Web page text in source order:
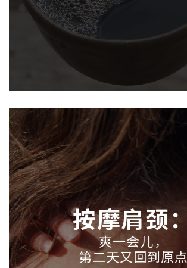
按摩肩颈：
爽一会儿，
第二天又回到原点